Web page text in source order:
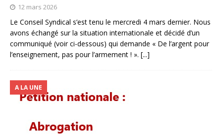
12 mars 2026
Le Conseil Syndical s’est tenu le mercredi 4 mars dernier. Nous
avons échangé sur la situation internationale et décidé d’un
communiqué (voir ci-dessous) qui demande « De l’argent pour
l’enseignement, pas pour l’armement ! ». [...]
A LA UNE